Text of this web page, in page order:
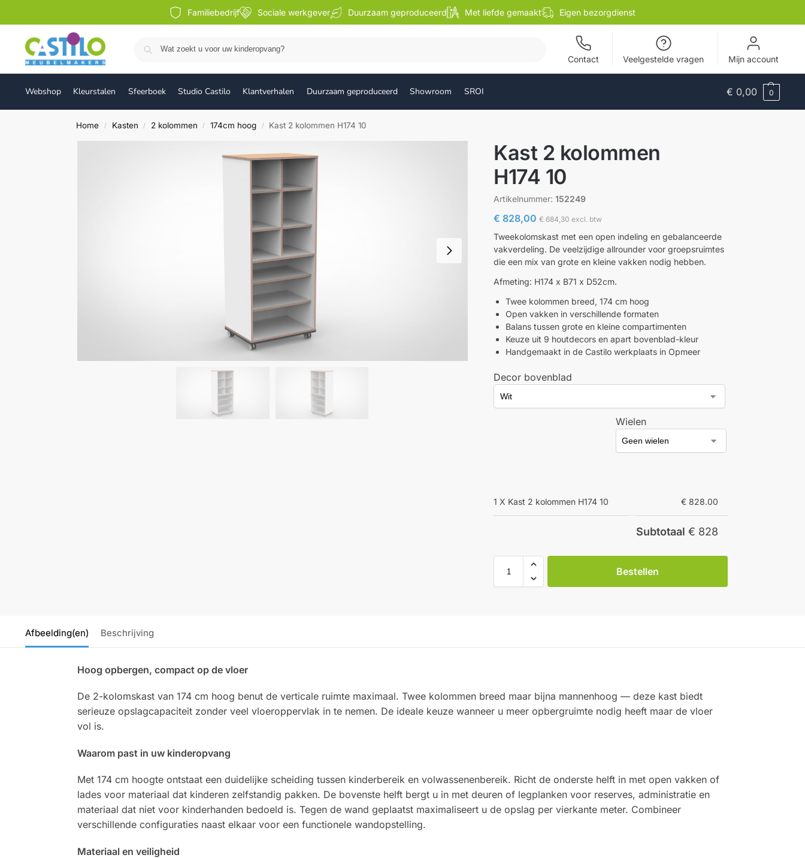
Familiebedrijf Sociale werkgever Duurzaam geproduceerd Met liefde gemaakt Eigen bezorgdienst
Contact Veelgestelde vragen Mijn account
Webshop Kleurstalen Sfeerboek Studio Castilo Klantverhalen Duurzaam geproduceerd Showroom SROI € 0,00 0
Home / Kasten / 2 kolommen / 174cm hoog / Kast 2 kolommen H174 10
Kast 2 kolommen
H174 10
Artikelnummer:152249
€ 828,00 € 684,30 excl. btw
Tweekolomskast met een open indeling en gebalanceerde
vakverdeling. De veelzijdige allrounder voor groepsruimtes
die een mix van grote en kleine vakken nodig hebben.
Afmeting: H174 x B71 x D52cm.
Twee kolommen breed, 174 cm hoog
Open vakken in verschillende formaten
Balans tussen grote en kleine compartimenten
Keuze uit 9 houtdecors en apart bovenblad-kleur
Handgemaakt in de Castilo werkplaats in Opmeer
Decor bovenblad
Wielen
1 X Kast 2 kolommen H174 10 € 828.00
Subtotaal € 828
Bestellen
Afbeelding(en) Beschrijving
Hoog opbergen, compact op de vloer
De 2-kolomskast van 174 cm hoog benut de verticale ruimte maximaal. Twee kolommen breed maar bijna mannenhoog — deze kast biedt
serieuze opslagcapaciteit zonder veel vloeroppervlak in te nemen. De ideale keuze wanneer u meer opbergruimte nodig heeft maar de vloer
vol is.
Waarom past in uw kinderopvang
Met 174 cm hoogte ontstaat een duidelijke scheiding tussen kinderbereik en volwassenenbereik. Richt de onderste helft in met open vakken of
lades voor materiaal dat kinderen zelfstandig pakken. De bovenste helft bergt u in met deuren of legplanken voor reserves, administratie en
materiaal dat niet voor kinderhanden bedoeld is. Tegen de wand geplaatst maximaliseert u de opslag per vierkante meter. Combineer
verschillende configuraties naast elkaar voor een functionele wandopstelling.
Materiaal en veiligheid